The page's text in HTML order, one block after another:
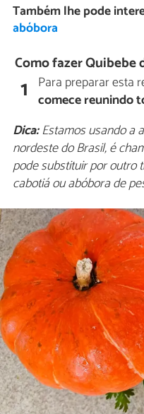
Também lhe pode
abóbora
Como fazer Quibebe
1 Para preparar esta
comece reunindo
Dica:Estamos usando a
nordeste do Brasil, é
pode substituir por outro
cabotiá ou abóbora de